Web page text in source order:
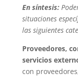
En síntesis:
situaciones
las siguientes
Proveedores,
servicios
con